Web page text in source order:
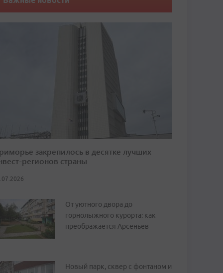
закрепилось в десятке лучших
регионов страны
От уютного двора до
горнолыжного курорта: как
преображается Арсеньев
Новый парк, сквер с фонтаном и